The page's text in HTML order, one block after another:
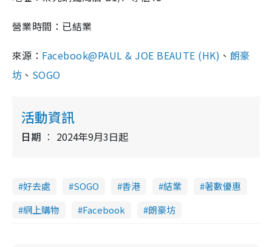
營業時間：已結業
來源： Facebook@PAUL & JOE BEAUTE (HK) 、 朗豪
坊 、 SOGO
活動資訊
日期 2024年9月3日起
好去處 SOGO 香港 結業
著數優惠
網上購物
Facebook 朗豪坊